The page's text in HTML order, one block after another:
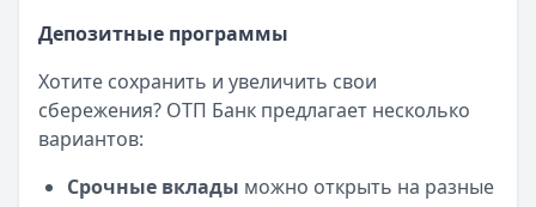
Депозитные программы
Хотите сохранить и увеличить свои
сбережения? ОТП Банк предлагает несколько
вариантов:
Срочные вклады можно открыть на разные